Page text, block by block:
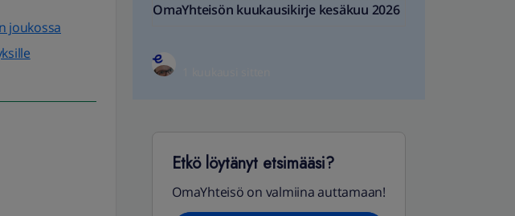
joukossa
OmaYhteisön kuukausikirje kesäkuu 2026
Etkö löytänyt etsimääsi?
OmaYhteisö on valmiina auttamaan!